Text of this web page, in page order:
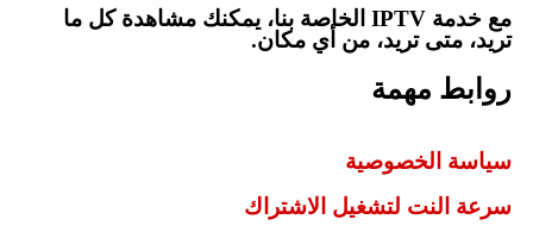
مع خدمة IPTV الخاصة بنا، يمكنك مشاهدة كل ما
تريد، متى تريد، من أي مكان.
روابط مهمة
سياسة الخصوصية
سرعة النت لتشغيل الاشتراك